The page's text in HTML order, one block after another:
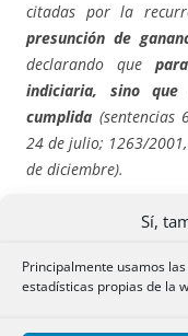
Sí,
Principalmente usamos
estadísticas propias de la
citadas por la
presunción de
declarando que
indiciaria, sino
cumplida (sentencias
24 de julio; 1263/
de diciembre).
En el caso, la
sociedad por las
durante la vigencia